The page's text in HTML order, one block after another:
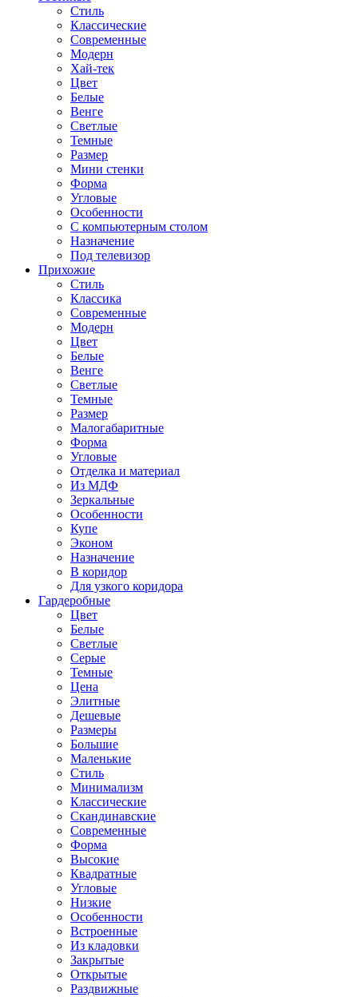
Стиль
Классические
Современные
Модерн
Хай-тек
Цвет
Белые
Венге
Светлые
Темные
Размер
Мини стенки
Форма
Угловые
Особенности
С компьютерным столом
Назначение
Под телевизор
Прихожие
Стиль
Классика
Современные
Модерн
Цвет
Белые
Венге
Светлые
Темные
Размер
Малогабаритные
Форма
Угловые
Отделка и материал
Из МДФ
Зеркальные
Особенности
Купе
Эконом
Назначение
В коридор
Для узкого коридора
Гардеробные
Цвет
Белые
Светлые
Серые
Темные
Цена
Элитные
Дешевые
Размеры
Большие
Маленькие
Стиль
Минимализм
Классические
Скандинавские
Современные
Форма
Высокие
Квадратные
Угловые
Низкие
Особенности
Встроенные
Из кладовки
Закрытые
Открытые
Раздвижные